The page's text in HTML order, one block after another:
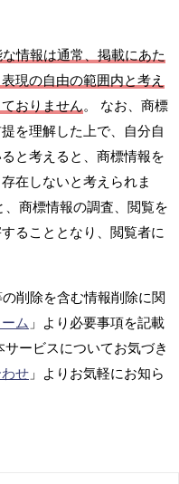
情報は通常、掲載にあた
現の自由の範囲内と考え
おりません。 なお、商標
を理解した上で、自分自
と考えると、商標情報を
在しないと考えられま
商標情報の調査、閲覧を
ることとなり、閲覧者に
削除を含む情報削除に関
ム 」より必要事項を記載
ービスについてお気づき
せ 」よりお気軽にお知ら